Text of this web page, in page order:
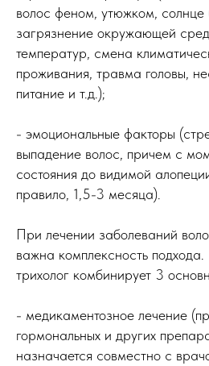
волос феном, утюжком,
загрязнение окружающей
температур, смена
проживания, травма головы,
питание и т.д.);
- эмоциональные факторы
выпадение волос, причем с
состояния до видимой
правило, 1,5-3 месяца).
При лечении заболеваний
важна комплексность
трихолог комбинирует 3
- медикаментозное лечение
гормональных и других
назначается совместно с